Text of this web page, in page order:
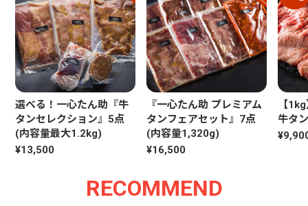
選べる！一心たん助『牛
タンセレクション』5点
(内容量最大1.2kg)
¥13,500
『一心たん助 プレミアム
タンフェアセット』7点
(内容量1,320g)
¥16,500
【
牛タ
RECOMMEND